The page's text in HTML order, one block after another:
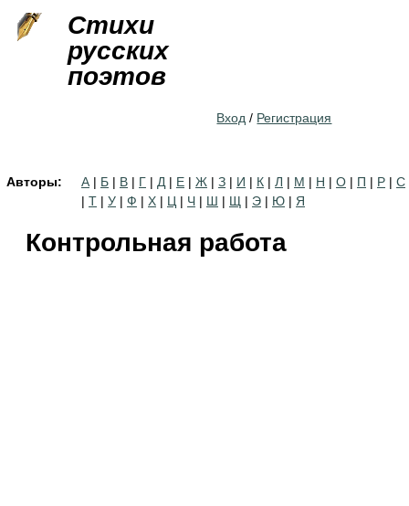
Стихи
русских
поэтов
Вход / Регистрация
Авторы: А | Б | В | Г | Д | Е | Ж | З | И | К | Л | М | Н | О | П | Р | С
| Т | У | Ф | Х | Ц | Ч | Ш | Щ | Э | Ю | Я
Контрольная работа